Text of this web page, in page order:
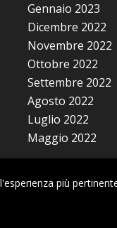
Gennaio 2023
Dicembre 2022
Novembre 2022
Ottobre 2022
Settembre 2022
Agosto 2022
Luglio 2022
Maggio 2022
di Base
più